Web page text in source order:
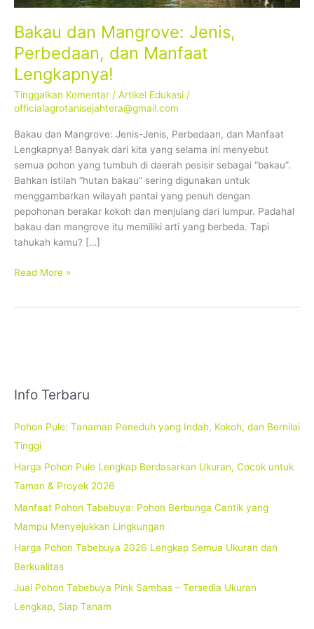
Bakau dan Mangrove: Jenis,
Perbedaan, dan Manfaat
Lengkapnya!
Tinggalkan Komentar / Artikel Edukasi /
officialagrotanisejahtera@gmail.com
Bakau dan Mangrove: Jenis-Jenis, Perbedaan, dan Manfaat
Lengkapnya! Banyak dari kita yang selama ini menyebut
semua pohon yang tumbuh di daerah pesisir sebagai “bakau”.
Bahkan istilah “hutan bakau” sering digunakan untuk
menggambarkan wilayah pantai yang penuh dengan
pepohonan berakar kokoh dan menjulang dari lumpur. Padahal
bakau dan mangrove itu memiliki arti yang berbeda. Tapi
tahukah kamu? […]
Lengkapnya!
Read More »
Info Terbaru
Pohon Pule: Tanaman Peneduh yang Indah, Kokoh, dan Bernilai
Tinggi
Harga Pohon Pule Lengkap Berdasarkan Ukuran, Cocok untuk
Taman & Proyek 2026
Manfaat Pohon Tabebuya: Pohon Berbunga Cantik yang
Mampu Menyejukkan Lingkungan
Harga Pohon Tabebuya 2026 Lengkap Semua Ukuran dan
Berkualitas
Jual Pohon Tabebuya Pink Sambas – Tersedia Ukuran
Lengkap, Siap Tanam